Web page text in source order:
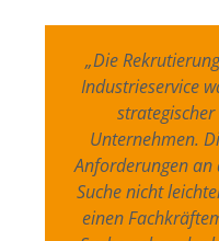
„Die
Industrieservice
Unternehmen.
Anforderungen an
Suche nicht
einen